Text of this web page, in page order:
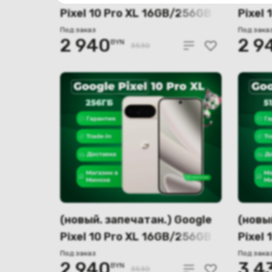
Pixel 10 Pro XL 16GB/256GB
(лунный камень)
Под заказ
2 940BYN 3530
Pixel
Под
2
(новый. запечатан.) Google
Pixel 10 Pro XL 16GB/256GB
(фарфор)
Под заказ
BYN 3530
Pixel
Под